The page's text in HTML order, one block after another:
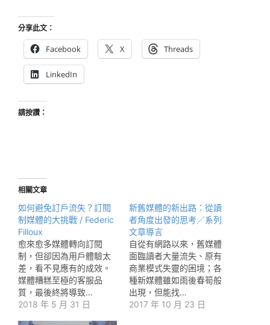
分享此文：
Facebook X Threads
LinkedIn
請按讚：
相關文章
如何避免訂戶流失？訂閱
制媒體的大挑戰 / Federic
Filloux
愈來愈多媒體轉向訂閱
制，但卻因為用戶體驗太
差，看不見應有的成效。
媒體糟糕至極的客服品
質，最後終將導致…
2018 年 5 月 31 日
新舊媒體的新出路：從讀
者角度出發的思考／系列
文章導言
自從有網路以來，舊媒體
面臨讀者大量流失、原有
商業模式失靈的困境；各
種新媒體雖如雨後春筍般
出現，但能找…
2017 年 10 月 23 日